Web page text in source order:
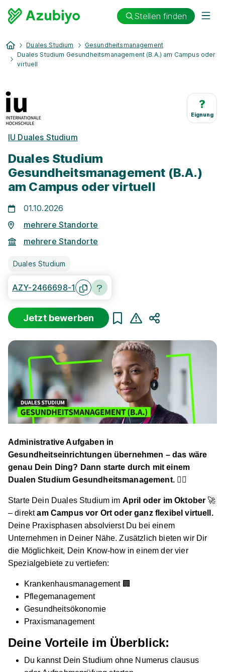
Stellen finden
Duales Studium
Gesundheitsmanagement
Duales Studium Gesundheitsmanagement (B.A.) am Campus oder
virtuell
?
Eignung
IU Duales Studium
Duales Studium
Gesundheitsmanagement (B.A.)
am Campus oder virtuell
01.10.2026
mehrere Standorte
mehrere Standorte
Duales Studium
AZY-2466698-1
Jetzt bewerben
Administrative Aufgaben in
Gesundheitseinrichtungen übernehmen – das wäre
genau Dein Ding? Dann starte durch mit einem
Dualen Studium Gesundheitsmanagement. 👩‍⚕️
Starte Dein Duales Studium im April oder im Oktober 🚀
– direktam Campus vor Ort oder ganz flexibel virtuell.
Deine Praxisphasen absolvierst Du bei einem
Unternehmen in Deiner Nähe. Zusätzlich bieten wir Dir
die Möglichkeit, Dein Know-how in einem der vier
Spezialgebiete zu vertiefen:
Krankenhausmanagement 🏢
Pflegemanagement
Gesundheitsökonomie
Praxismanagement
Deine Vorteile im Überblick:
Du kannst Dein Studium ohne Numerus clausus